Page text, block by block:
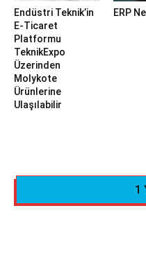
Endüstri Teknik’in
E-Ticaret
Platformu
TeknikExpo
Üzerinden
Molykote
Ürünlerine
Ulaşılabilir
ERP
1